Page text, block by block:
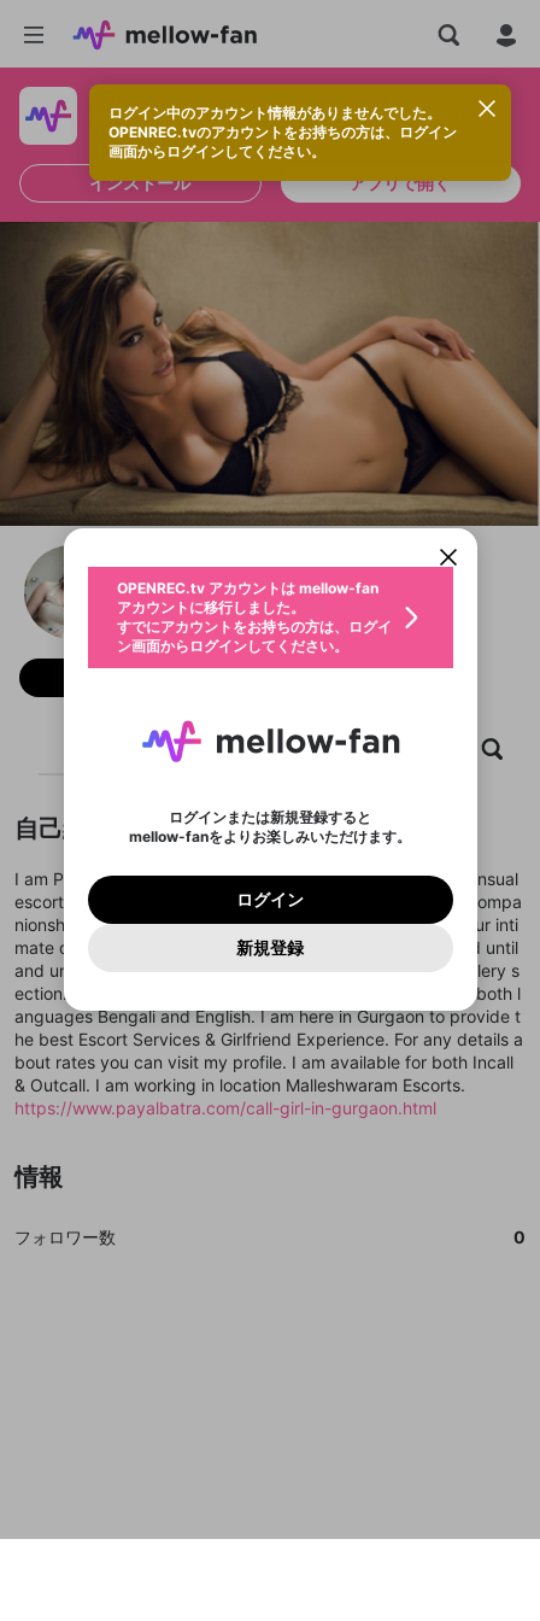
ログイン中のアカウント情報がありませんでした。
OPENREC.tvのアカウントをお持ちの方は、ログイン
画面からログインしてください。
快適に視聴するなら、アプリをインストールしよう！
インストール アプリで開く
Payal Batra
動画 キャプチャ プレイリスト
自己紹介
I am Payal Batra an elegant, professional, charming and sensual
escort in Gurgaon . You will feel completely relaxed in my compa
nionship. My curvy body is well maintained to satisfy all your inti
mate desires and my sweet lips will not leave you manhood until
and unless you are done. You can browse my photos in gallery s
ection. All my photos are 100% real & verified. I can speak both l
anguages Bengali and English. I am here in Gurgaon to provide t
he best Escort Services & Girlfriend Experience. For any details a
bout rates you can visit my profile. I am available for both Incall
& Outcall. I am working in location Malleshwaram Escorts.
https://www.payalbatra.com/call-girl-in-gurgaon.html
情報
フォロワー数 0
ブロックリストに追加しますか？
キャンセル OK
この動画の公開は終了しました
OK
ファンレター
応援している配信者にファンレターを送ることがで
きます。好きなデザインを選んでメッセージを書い
※ファンレター機能は有料サービスです。
ファンレターを作成
固定動画に設定
マイページに表示されている動画 (ライブ配信、配
信予定、アーカイブ、アップロード動画) をページ
のトップに1つ固定できます。動画タイトル横のメ
ニューより設定することができます。
動画プレイリストを選択
動画のプレイリストを一つ選択すると、そのプレイ
ることができます。
動画プレイリストを選択
選択できるプレイリストがありません。
動画プレイリストがありません
閉じる
ポイントが不足しています
ご確認ください
した。 サービスを利用するには変更後の内容を
を確認しました。
確認しました
OPENREC.tv アカウントは mellow-fan
アカウントに移行しました。
すでにアカウントをお持ちの方は、ログイ
新規登録
メールアドレスで新規登録
または
Google
Yahoo! JAPAN
Appleでサインアップ
mellow-fanの利用規約・プライバシーポリシー・外部
サービスとのID連携に関する同意事項に同意頂いた上
で、次にお進みください
新規登録
@
次にお進みください。
アカウント作成
OPENREC.tvアカウントはmellow-fanア
カウントに統合しました。
こちらからOPENREC.tvでログイン中のア
ログイン
メールアドレスでログイン
または
Google
Yahoo! JAPAN
Appleでサインイン
mellow-fanの利用規約・プライバシーポリシー・外部
サービスとのID連携に関する同意事項に同意頂いた上
で、次にお進みください
ログイン
ログイン
パスワードを忘れた方はこちら
アカウントをお持ちですか？アカウントを作成する
OPENREC.tv アカウントは mellow-fan
アカウントに移行しました。
すでにアカウントをお持ちの方は、ログイ
ン画面からログインしてください。
ログインまたは新規登録すると
mellow-fanをよりお楽しみいただけます。
ログイン
新規登録
登録したメールアドレスを入力し、送信してくださ
再設定する
入力していただいたメールアドレ
スに、パスワード再設定用URLを
のでご確認ください
OK
パーソナルデータの登録
年
生年月は登録後に変更できません。
お住まいの地域
ご登録いただいた情報はサービスの向上を目的
として使用いたします。
一部サービスをご利用いただくには、生年月の
登録が必要です。
登録
あとで登録
認証コードの入力
メイン及びcs.openrec.co.jpドメイン）が受信拒否設
定に含まれていないかご確認ください。
入力
セッションの有効期限が切れたた
不適切なユーザーとして報告しま
すか？
問題を選択してください
わいせつな表現
著作権の侵害
なりすまし行為
出会いを誘導する行為
ねずみ講やマルチ商法
誤解を招く配信設定
0
報告された問題については、利用規約に違反しているか
どうかをスタッフが確認します。
用することは、利用規約違反になります。
送信
サブスクシェア
詳しくはこちら
閉じる
限定コミュニティ参加方法
Discordアカウントをお持ちでない方
Discordアカウントを作成
Discordは第三者が提供するコミュニティーサービスで、
mellow-fanとは関わりがありません。Discordに関してのお
問い合わせにはお答えすることができません。Discordの仕
様変更により、限定コミュニティ特典の提供が終了する可能
します。
外部サービスとのID連携に関する同意事項
Discordとは？ Discordに参加する